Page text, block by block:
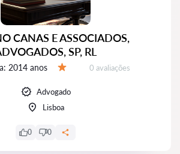
CANAS E ASSOCIADOS,
SP, RL
2014 anos Avaliações:
0 avaliações
Advogado
Lisboa
0 0